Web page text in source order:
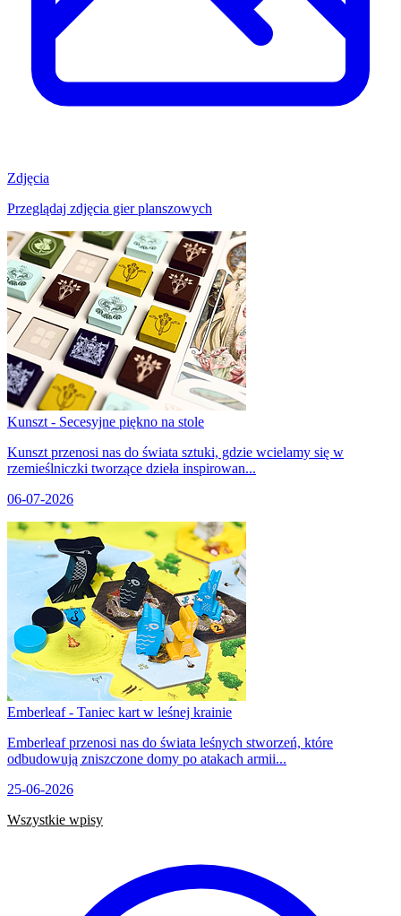
Zdjęcia
Przeglądaj zdjęcia gier planszowych
Kunszt - Secesyjne piękno na stole
Kunszt przenosi nas do świata sztuki, gdzie wcielamy się w
rzemieślniczki tworzące dzieła inspirowan...
06-07-2026
Emberleaf - Taniec kart w leśnej krainie
Emberleaf przenosi nas do świata leśnych stworzeń, które
odbudowują zniszczone domy po atakach armii...
25-06-2026
Wszystkie wpisy